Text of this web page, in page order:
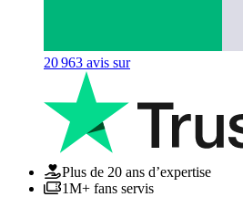
20 963 avis sur
Plus de 20 ans d’expertise
1M+ fans servis